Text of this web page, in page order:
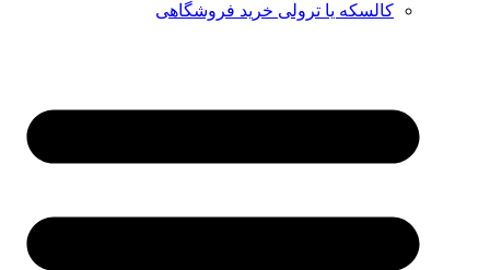
کالسکه یا ترولی خرید فروشگاهی